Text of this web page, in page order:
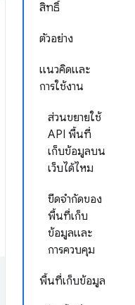
สิทธิ์
ตัวอย่าง
แนวคิดและ
การใช้งาน
ส่วนขยายใช้
API พื้นที่
เก็บข้อมูลบน
เว็บได้ไหม
ขีดจำกัดของ
พื้นที่เก็บ
ข้อมูลและ
การควบคุม
พื้นที่เก็บข้อมูล